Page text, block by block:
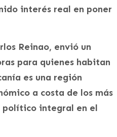
interés real en poner
Reinao, envió un
para quienes habitan
es una región
a costa de los más
político integral en el